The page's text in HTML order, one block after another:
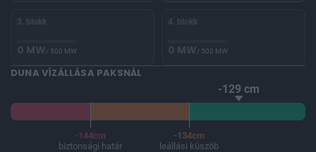
3. blokk
0 MW/ 500 MW
4. blokk
0 MW/ 500 MW
DUNA VÍZÁLLÁSA PAKSNÁL
-129 cm
-144cm
biztonsági határ
-134cm
leállási küszöb